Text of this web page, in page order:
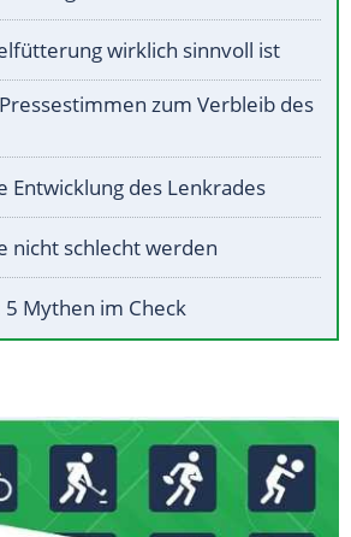
wirklich sinnvoll ist
zum Verbleib des
Entwicklung des Lenkrades
nicht schlecht werden
Mythen im Check